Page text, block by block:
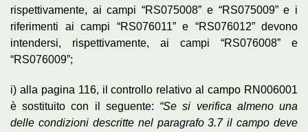
rispettivamente, ai campi “RS075008” e “RS075009” e i
riferimenti ai campi “RS076011” e “RS076012” devono
intendersi, rispettivamente, ai campi “RS076008” e
“RS076009”;
i) alla pagina 116, il controllo relativo al campo RN006001
è sostituito con il seguente: “Se si verifica almeno una
delle condizioni descritte nel paragrafo 3.7 il campo deve